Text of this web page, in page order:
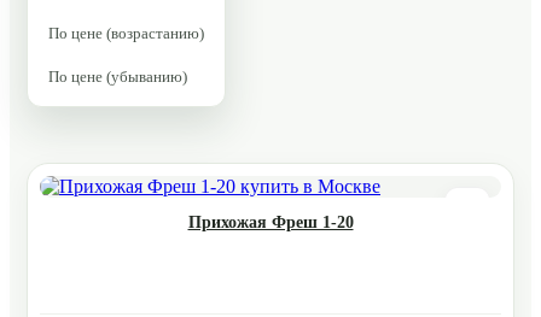
По цене (возрастанию)
По цене (убыванию)
Прихожая Фреш 1-20